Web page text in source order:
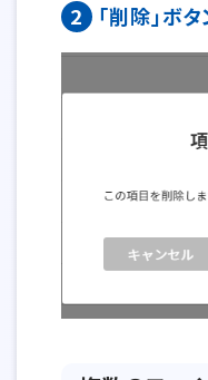
2 「削除」ボ